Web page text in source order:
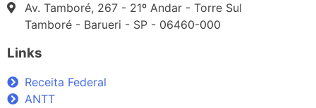
Av. Tamboré, 267 - 21º Andar - Torre Sul
Tamboré - Barueri - SP - 06460-000
Links
Receita Federal
ANTT